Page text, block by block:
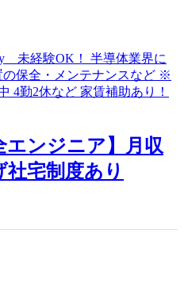
エンジニア】月収
社宅制度あり